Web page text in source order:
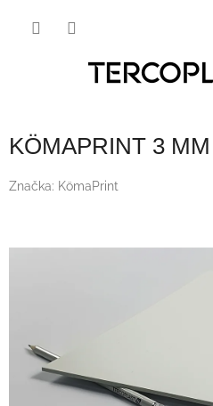
KÖMAPRINT 3
Značka: KömaPrint